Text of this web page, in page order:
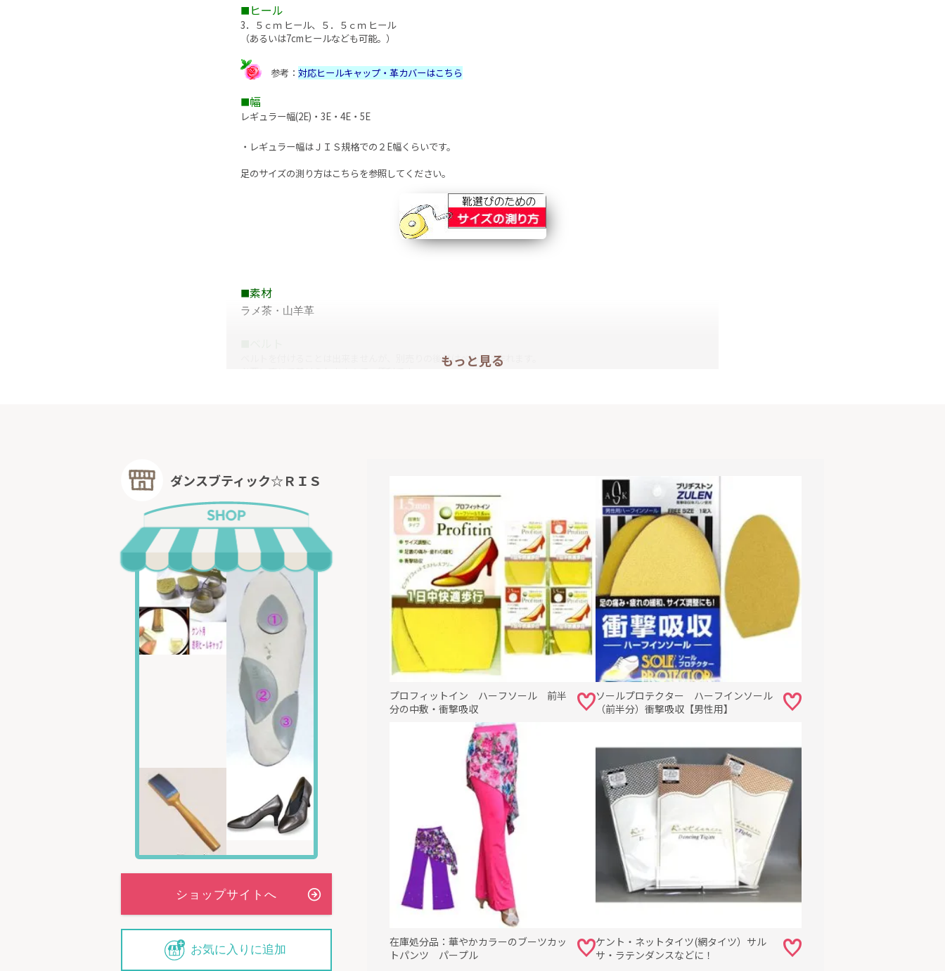
■ ヒール
3．５ｃｍ ヒール、５．５ｃｍ ヒール
（あるいは7cmヒールなども可能。）
参考： 対応ヒールキャップ・革カバーはこちら
■幅
レギュラー幅(2E)・3E・4E・5E
・レギュラー幅はＪＩＳ規格での２E幅くらいです。
足のサイズの測り方はこちらを参照してください。
■素材
ラメ茶・山羊革
ベルトを付けることは出来ませんが、別売りの後付けベルトは作れます。
Roserisシューズベルト（革）はこちら
前ゴム入りで、ベルトなしでもフィット感が抜群！
もっと見る
ダンスブティック☆ＲＩＳ
お気に入りに追加
プロフィットイン ハーフソール 前半
分の中敷・衝撃吸収
ソールプロテクター ハーフインソール
（前半分）衝撃吸収【男性用】
在庫処分品：華やかカラーのブーツカッ
トパンツ パープル
ケント・ネットタイツ(網タイツ）サル
サ・ラテンダンスなどに！